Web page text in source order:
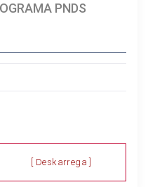
PNDS
[ Deskarrega ]